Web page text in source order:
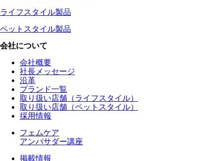
ライフスタイル製品
ペットスタイル製品
会社について
会社概要
社長メッセージ
沿革
ブランド一覧
取り扱い店舗（ライフスタイル）
取り扱い店舗（ペットスタイル）
採用情報
フェムケア
アンバサダー講座
掲載情報